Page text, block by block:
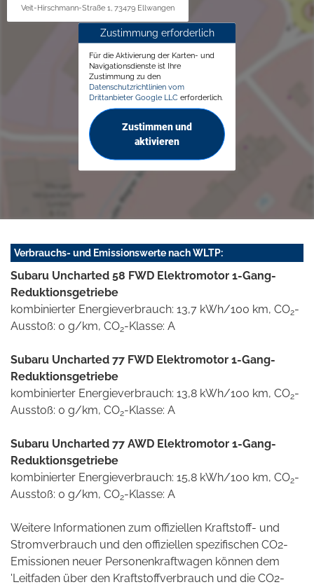
Veit-Hirschmann-Straße 1, 73479 Ellwangen
Zustimmung erforderlich
Für die Aktivierung der Karten- und
Navigationsdienste ist Ihre
Zustimmung zu den
Datenschutzrichtlinien vom
Drittanbieter Google LLC erforderlich.
Zustimmen und
aktivieren
Verbrauchs- und Emissionswerte nach WLTP:
Subaru Uncharted 58 FWD Elektromotor 1-Gang-
Reduktionsgetriebe
kombinierter Energieverbrauch: 13,7 kWh/100 km, CO2-
Ausstoß: 0 g/km, CO2-Klasse: A
Subaru Uncharted 77 FWD Elektromotor 1-Gang-
Reduktionsgetriebe
kombinierter Energieverbrauch: 13,8 kWh/100 km, CO2-
Ausstoß: 0 g/km, CO2-Klasse: A
Subaru Uncharted 77 AWD Elektromotor 1-Gang-
Reduktionsgetriebe
kombinierter Energieverbrauch: 15,8 kWh/100 km, CO2-
Ausstoß: 0 g/km, CO2-Klasse: A
Weitere Informationen zum offiziellen Kraftstoff- und
Stromverbrauch und den offiziellen spezifischen CO2-
Emissionen neuer Personenkraftwagen können dem
'Leitfaden über den Kraftstoffverbrauch und die CO2-